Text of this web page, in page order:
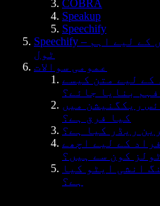
COBRA
Speakup
Speechify
Speechify – کمزور بینائی والوں کے لیے اہم TTS
ٹول
عمومی سوالات
کے لیے متن کیسے
بنایا جائے؟
ریکگنیشن میں
کیا فرق ہے؟
ریڈر کیا ہے؟
کے لیے اچھے
ٹولز کون سے ہیں؟
انشی ایٹو کیا
ہے؟